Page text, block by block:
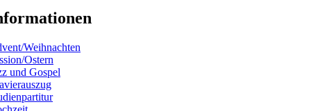
Weihnachten
Ostern
und Gospel